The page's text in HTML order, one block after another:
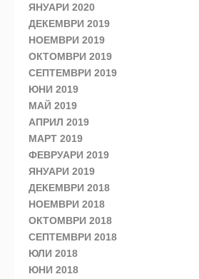
ЯНУАРИ 2020
ДЕКЕМВРИ 2019
НОЕМВРИ 2019
ОКТОМВРИ 2019
СЕПТЕМВРИ 2019
ЮНИ 2019
МАЙ 2019
АПРИЛ 2019
МАРТ 2019
ФЕВРУАРИ 2019
ЯНУАРИ 2019
ДЕКЕМВРИ 2018
НОЕМВРИ 2018
ОКТОМВРИ 2018
СЕПТЕМВРИ 2018
ЮЛИ 2018
ЮНИ 2018